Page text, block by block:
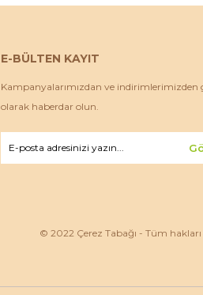
E-BÜLTEN KAYIT
Kampanyalarımızdan ve indirimlerimizden
olarak haberdar olun.
© 2022 Çerez Tabağı - Tüm hakları